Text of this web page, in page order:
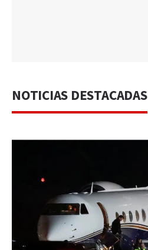
NOTICIAS DESTACADAS